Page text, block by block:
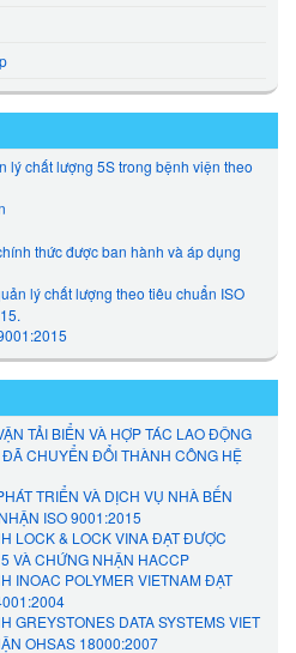
lý chất lượng 5S trong bệnh viện theo
thức được ban hành và áp dụng
lý chất lượng theo tiêu chuẩn ISO
TẢI BIỂN VÀ HỢP TÁC LAO ĐỘNG
CHUYỂN ĐỔI THÀNH CÔNG HỆ
TRIỂN VÀ DỊCH VỤ NHÀ BẾN
ISO 9001:2015
LOCK & LOCK VINA ĐẠT ĐƯỢC
VÀ CHỨNG NHẬN HACCP
INOAC POLYMER VIETNAM ĐẠT
GREYSTONES DATA SYSTEMS VIET
OHSAS 18000:2007